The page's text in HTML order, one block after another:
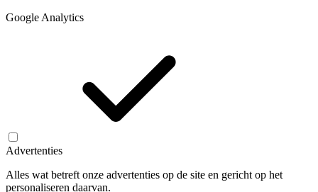
Google Analytics
Advertenties
Alles wat betreft onze advertenties op de site en gericht op het
personaliseren daarvan.